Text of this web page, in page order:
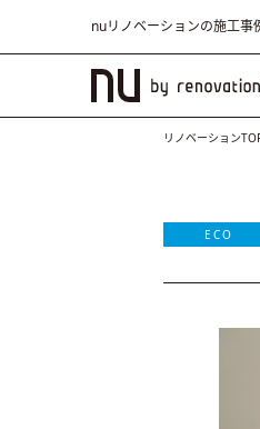
nuリノベーションの施工事
リノベーション
ECO